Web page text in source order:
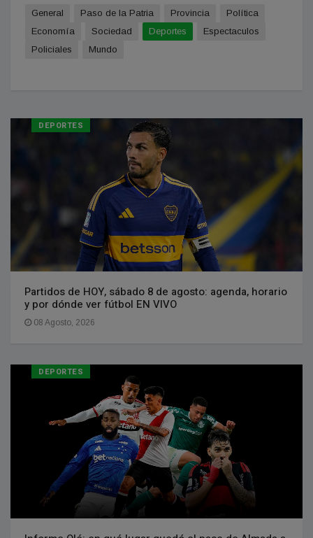
General Paso de la Patria Provincia
Política
Economía
Sociedad Deportes
Espectaculos
Policiales
Mundo
DEPORTES
Partidos de HOY, sábado 8 de agosto: agenda, horario
y por dónde ver fútbol EN VIVO
08 Agosto, 2026
DEPORTES